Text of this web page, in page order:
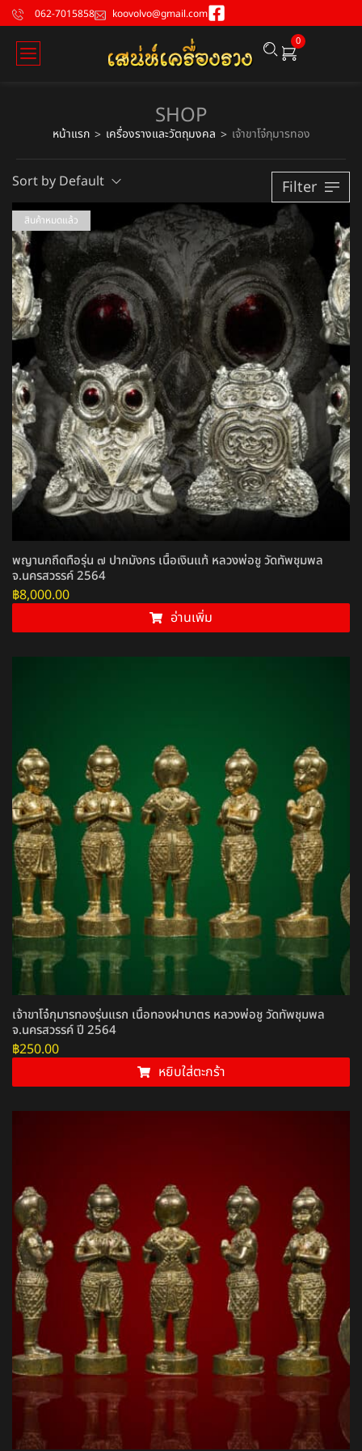
062-7015858 koovolvo@gmail.com
0
SHOP
หน้าแรก > เครื่องรางและวัตถุมงคล > เจ้าขาโจ๋กุมารทอง
Sort by Default Filter
สินค้าหมดแล้ว
พญานกถึดทือรุ่น ๗ ปากมังกร เนื้อเงินแท้ หลวงพ่อชู วัดทัพชุมพล
จ.นครสวรรค์ 2564
฿8,000.00
อ่านเพิ่ม
เจ้าขาโจ๋กุมารทองรุ่นแรก เนื้อทองฝาบาตร หลวงพ่อชู วัดทัพชุมพล
จ.นครสวรรค์ ปี 2564
฿250.00
หยิบใส่ตะกร้า